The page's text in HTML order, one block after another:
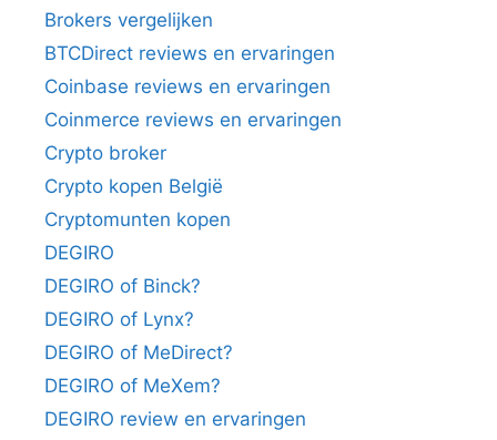
Brokers vergelijken
BTCDirect reviews en ervaringen
Coinbase reviews en ervaringen
Coinmerce reviews en ervaringen
Crypto broker
Crypto kopen België
Cryptomunten kopen
DEGIRO
DEGIRO of Binck?
DEGIRO of Lynx?
DEGIRO of MeDirect?
DEGIRO of MeXem?
DEGIRO review en ervaringen